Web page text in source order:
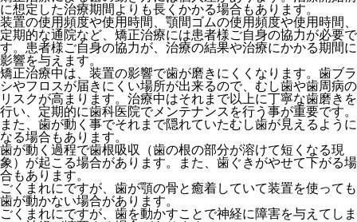
に想定した治療期間よりも長くかかる場合もあります。
装置の使用頻度や使用時間、顎間ゴムの使用頻度や使用時間、
定期的な通院など、矯正治療には患者様ご自身の協力が必要で
す。患者様ご自身の協力が、治療の結果や治療にかかる期間に
影響を与えます。
矯正治療中は、装置の影響で歯が磨きにくくなります。歯ブラ
シやフロスが届きにくい場所が出来るので、むし歯や歯周病の
リスクが高まります。治療中はそれまで以上に丁寧な歯磨きを
行い、定期的に歯科医院でメンテナンスを行う事が重要です。
また、歯が動く事でそれまで隠れていたむし歯が見えるように
なる場合もあります。
歯が動く過程で歯根吸収（歯の根の部分が溶けて短くなる現
象）が起こる場合があります。また、歯ぐきがやせて下がる場
合もあります。
ごくまれにですが、歯が顎の骨と癒着していて装置を使っても
歯が動かない場合があります。
ごくまれにですが、歯を動かすことで神経に障害を与えてしま